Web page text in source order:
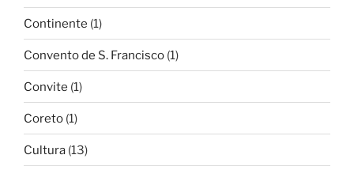
Continente (1)
Convento de S. Francisco (1)
Convite (1)
Coreto (1)
Cultura (13)